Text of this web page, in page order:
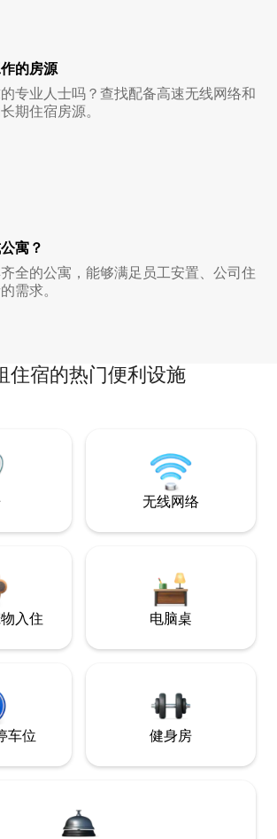
的房源
专业人士吗？查找配备高速无线网络和
期住宿房源。
寓？
全的公寓，能够满足员工安置、公司住
需求。
住宿的热门便利设施
无线网络
入住 电脑桌
车位 健身房